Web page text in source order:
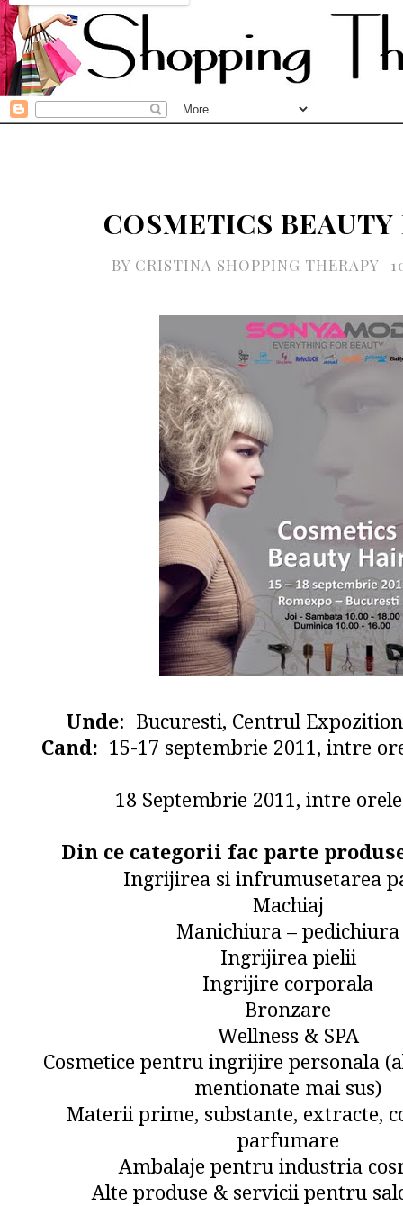
COSMETICS
BY CRISTINA SHOPPING THERAPY
Unde: Bucuresti, Centrul
Cand: 15-17 septembrie 2011, intre
18 Septembrie 2011, intre orele:
Din ce categorii fac parte
Ingrijirea si infrumusetarea
Machiaj
Manichiura – pedichiura
Ingrijirea pielii
Ingrijire corporala
Bronzare
Wellness & SPA
Cosmetice pentru ingrijire personala
mentionate mai sus)
Materii prime, substante, extracte,
parfumare
Ambalaje pentru industria
Alte produse & servicii pentru